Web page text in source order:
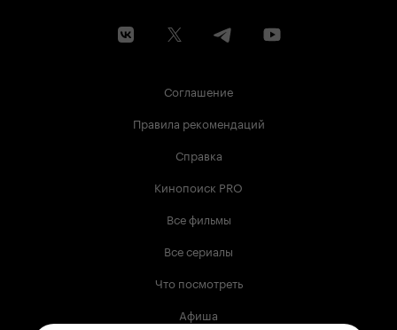
Соглашение
Правила рекомендаций
Справка
Кинопоиск PRO
Все фильмы
Все сериалы
Что посмотреть
Афиша